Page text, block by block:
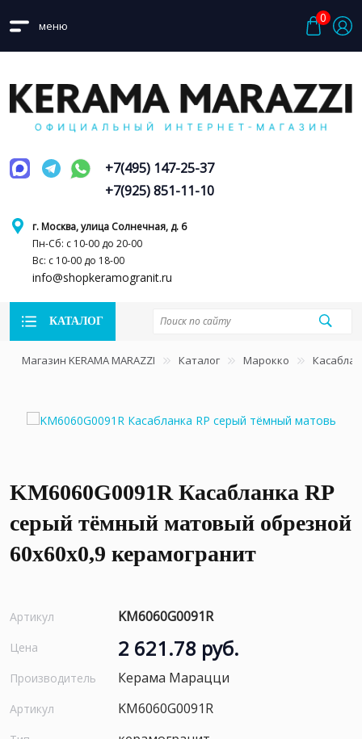
меню
0
г. Москва, улица Солнечная, д. 6
Пн-Сб: с 10-00 до 20-00
Вс: с 10-00 до 18-00
info@shopkeramogranit.ru
+7(495) 147-25-37
+7(925) 851-11-10
КАТАЛОГ
Магазин KERAMA MARAZZI Каталог Марокко
KM6060G0091R Касабланка RP
серый тёмный матовый обрезной
60x60x0,9 керамогранит
Артикул KM6060G0091R
Цена 2 621.78 руб.
Производитель Керама Марацци
Артикул KM6060G0091R